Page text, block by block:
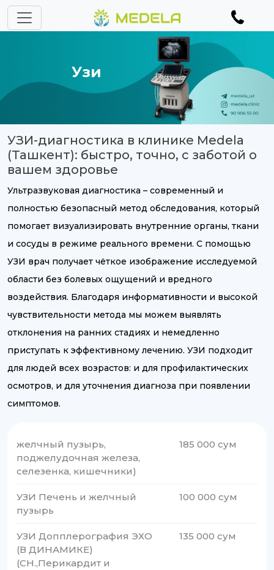
Узи
УЗИ-диагностика в клинике Medela
(Ташкент): быстро, точно, с заботой о
вашем здоровье
Ультразвуковая диагностика – современный и
полностью безопасный метод обследования, который
помогает визуализировать внутренние органы, ткани
и сосуды в режиме реального времени. С помощью
УЗИ врач получает чёткое изображение исследуемой
области без болевых ощущений и вредного
воздействия. Благодаря информативности и высокой
чувствительности метода мы можем выявлять
отклонения на ранних стадиях и немедленно
приступать к эффективному лечению. УЗИ подходит
для людей всех возрастов: и для профилактических
осмотров, и для уточнения диагноза при появлении
симптомов.
желчный пузырь,
поджелудочная железа,
селезенка, кишечники)
185 000 сум
УЗИ Печень и желчный
пузырь
100 000 сум
УЗИ Допплерография ЭХО
(В ДИНАМИКЕ)
(СН.,Перикардит и
135 000 сум